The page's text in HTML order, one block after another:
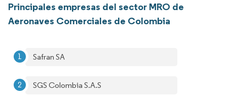
Principales empresas del sector MRO de
Aeronaves Comerciales de Colombia
Safran SA
SGS Colombia S.A.S